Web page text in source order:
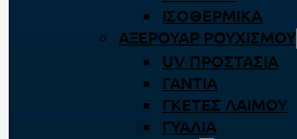
ΙΣΟΘΕΡΜΙΚΆ
ΑΞΕΡΟΥΆΡ ΡΟΥΧΙΣΜΟΎ
UV ΠΡΟΣΤΑΣΊΑ
ΓΆΝΤΙΑ
ΓΚΈΤΕΣ ΛΑΊΜΟΥ
ΓΥΑΛΙΆ